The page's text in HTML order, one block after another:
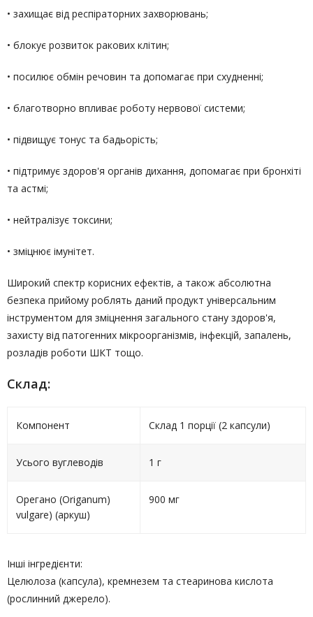
• захищає від респіраторних захворювань;
• блокує розвиток ракових клітин;
• посилює обмін речовин та допомагає при схудненні;
• благотворно впливає роботу нервової системи;
• підвищує тонус та бадьорість;
• підтримує здоров'я органів дихання, допомагає при бронхіті
та астмі;
• нейтралізує токсини;
• зміцнює імунітет.
Широкий спектр корисних ефектів, а також абсолютна
безпека прийому роблять даний продукт універсальним
інструментом для зміцнення загального стану здоров'я,
захисту від патогенних мікроорганізмів, інфекцій, запалень,
розладів роботи ШКТ тощо.
Склад:
Компонент Склад 1 порції (2 капсули)
Усього вуглеводів 1 г
Орегано (Origanum)
vulgare) (аркуш)
900 мг
Інші інгредієнти:
Целюлоза (капсула), кремнезем та стеаринова кислота
(рослинний джерело).